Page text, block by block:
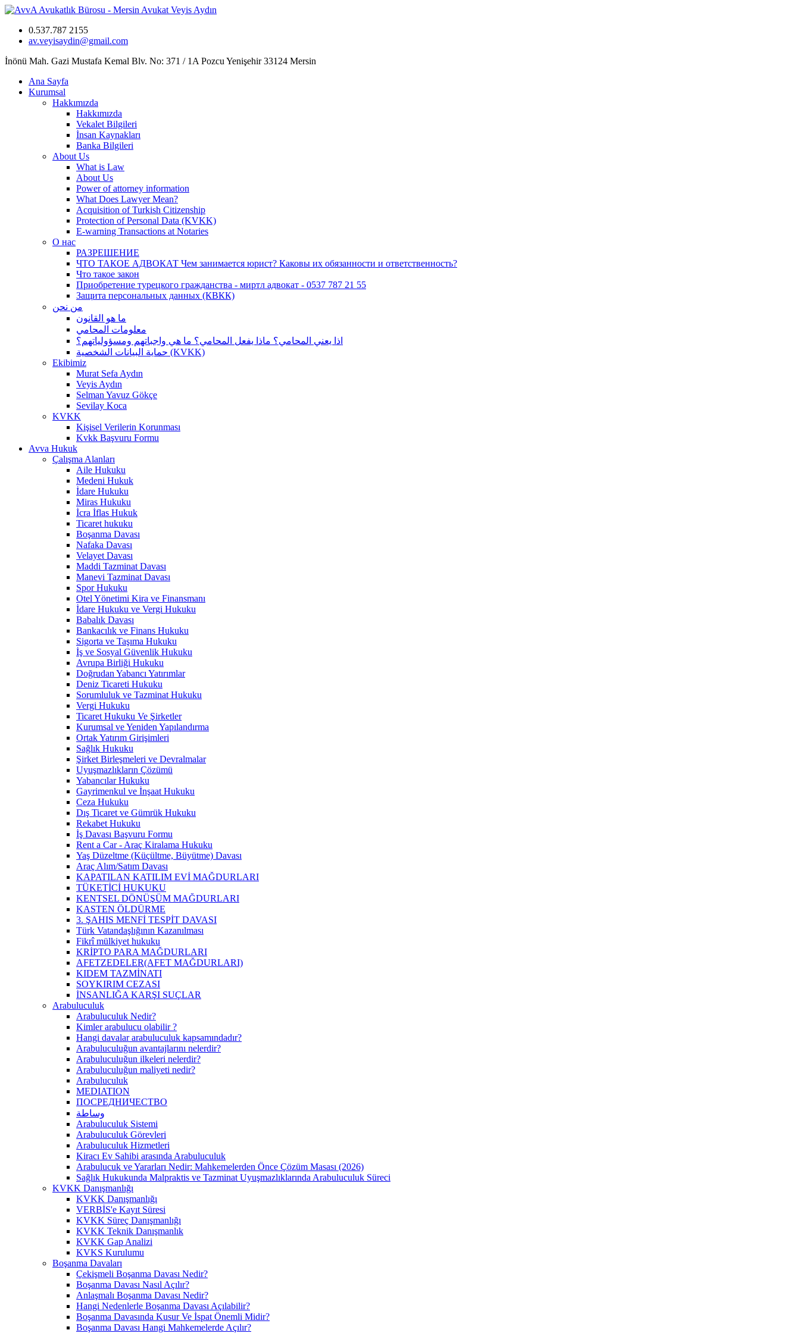
0.537.787 2155
av.veyisaydin@gmail.com
İnönü Mah. Gazi Mustafa Kemal Blv. No: 371 / 1A Pozcu Yenişehir 33124 Mersin
Ana Sayfa
Kurumsal
Hakkımızda
Hakkımızda
Vekalet Bilgileri
İnsan Kaynakları
Banka Bilgileri
About Us
What is Law
About Us
Power of attorney information
What Does Lawyer Mean?
Acquisition of Turkish Citizenship
Protection of Personal Data (KVKK)
E-warning Transactions at Notaries
О нас
РАЗРЕШЕНИЕ
ЧТО ТАКОЕ АДВОКАТ Чем занимается юрист? Каковы их обязанности и ответственность?
Что такое закон
Приобретение турецкого гражданства - миртл адвокат - 0537 787 21 55
Защита персональных данных (КВКК)
من نحن
ما هو القانون
معلومات المحامي
اذا يعني المحامي؟ ماذا يفعل المحامي؟ ما هي واجباتهم ومسؤولياتهم؟
حماية البيانات الشخصية (KVKK)
Ekibimiz
Murat Sefa Aydın
Veyis Aydın
Selman Yavuz Gökçe
Sevilay Koca
KVKK
Kişisel Verilerin Korunması
Kvkk Başvuru Formu
Avva Hukuk
Çalışma Alanları
Aile Hukuku
Medeni Hukuk
İdare Hukuku
Miras Hukuku
İcra İflas Hukuk
Ticaret hukuku
Boşanma Davası
Nafaka Davası
Velayet Davası
Maddi Tazminat Davası
Manevi Tazminat Davası
Spor Hukuku
Otel Yönetimi Kira ve Finansmanı
İdare Hukuku ve Vergi Hukuku
Babalık Davası
Bankacılık ve Finans Hukuku
Sigorta ve Taşıma Hukuku
İş ve Sosyal Güvenlik Hukuku
Avrupa Birliği Hukuku
Doğrudan Yabancı Yatırımlar
Deniz Ticareti Hukuku
Sorumluluk ve Tazminat Hukuku
Vergi Hukuku
Ticaret Hukuku Ve Şirketler
Kurumsal ve Yeniden Yapılandırma
Ortak Yatırım Girişimleri
Sağlık Hukuku
Şirket Birleşmeleri ve Devralmalar
Uyuşmazlıkların Çözümü
Yabancılar Hukuku
Gayrimenkul ve İnşaat Hukuku
Ceza Hukuku
Dış Ticaret ve Gümrük Hukuku
Rekabet Hukuku
İş Davası Başvuru Formu
Rent a Car - Araç Kiralama Hukuku
Yaş Düzeltme (Küçültme, Büyütme) Davası
Araç Alım/Satım Davası
KAPATILAN KATILIM EVİ MAĞDURLARI
TÜKETİCİ HUKUKU
KENTSEL DÖNÜŞÜM MAĞDURLARI
KASTEN ÖLDÜRME
3. ŞAHIS MENFİ TESPİT DAVASI
Türk Vatandaşlığının Kazanılması
Fikrî mülkiyet hukuku
KRİPTO PARA MAĞDURLARI
AFETZEDELER(AFET MAĞDURLARI)
KIDEM TAZMİNATI
SOYKIRIM CEZASI
İNSANLIĞA KARŞI SUÇLAR
Arabuluculuk
Arabuluculuk Nedir?
Kimler arabulucu olabilir ?
Hangi davalar arabuluculuk kapsamındadır?
Arabuluculuğun avantajlarını nelerdir?
Arabuluculuğun ilkeleri nelerdir?
Arabuluculuğun maliyeti nedir?
Arabuluculuk
MEDIATION
ПОСРЕДНИЧЕСТВО
وساطة
Arabuluculuk Sistemi
Arabuluculuk Görevleri
Arabuluculuk Hizmetleri
Kiracı Ev Sahibi arasında Arabuluculuk
Arabulucuk ve Yararları Nedir: Mahkemelerden Önce Çözüm Masası (2026)
Sağlık Hukukunda Malpraktis ve Tazminat Uyuşmazlıklarında Arabuluculuk Süreci
KVKK Danışmanlığı
KVKK Danışmanlığı
VERBİS'e Kayıt Süresi
KVKK Süreç Danışmanlığı
KVKK Teknik Danışmanlık
KVKK Gap Analizi
KVKS Kurulumu
Boşanma Davaları
Çekişmeli Boşanma Davası Nedir?
Boşanma Davası Nasıl Açılır?
Anlaşmalı Boşanma Davası Nedir?
Hangi Nedenlerle Boşanma Davası Açılabilir?
Boşanma Davasında Kusur Ve İspat Önemli Midir?
Boşanma Davası Hangi Mahkemelerde Açılır?